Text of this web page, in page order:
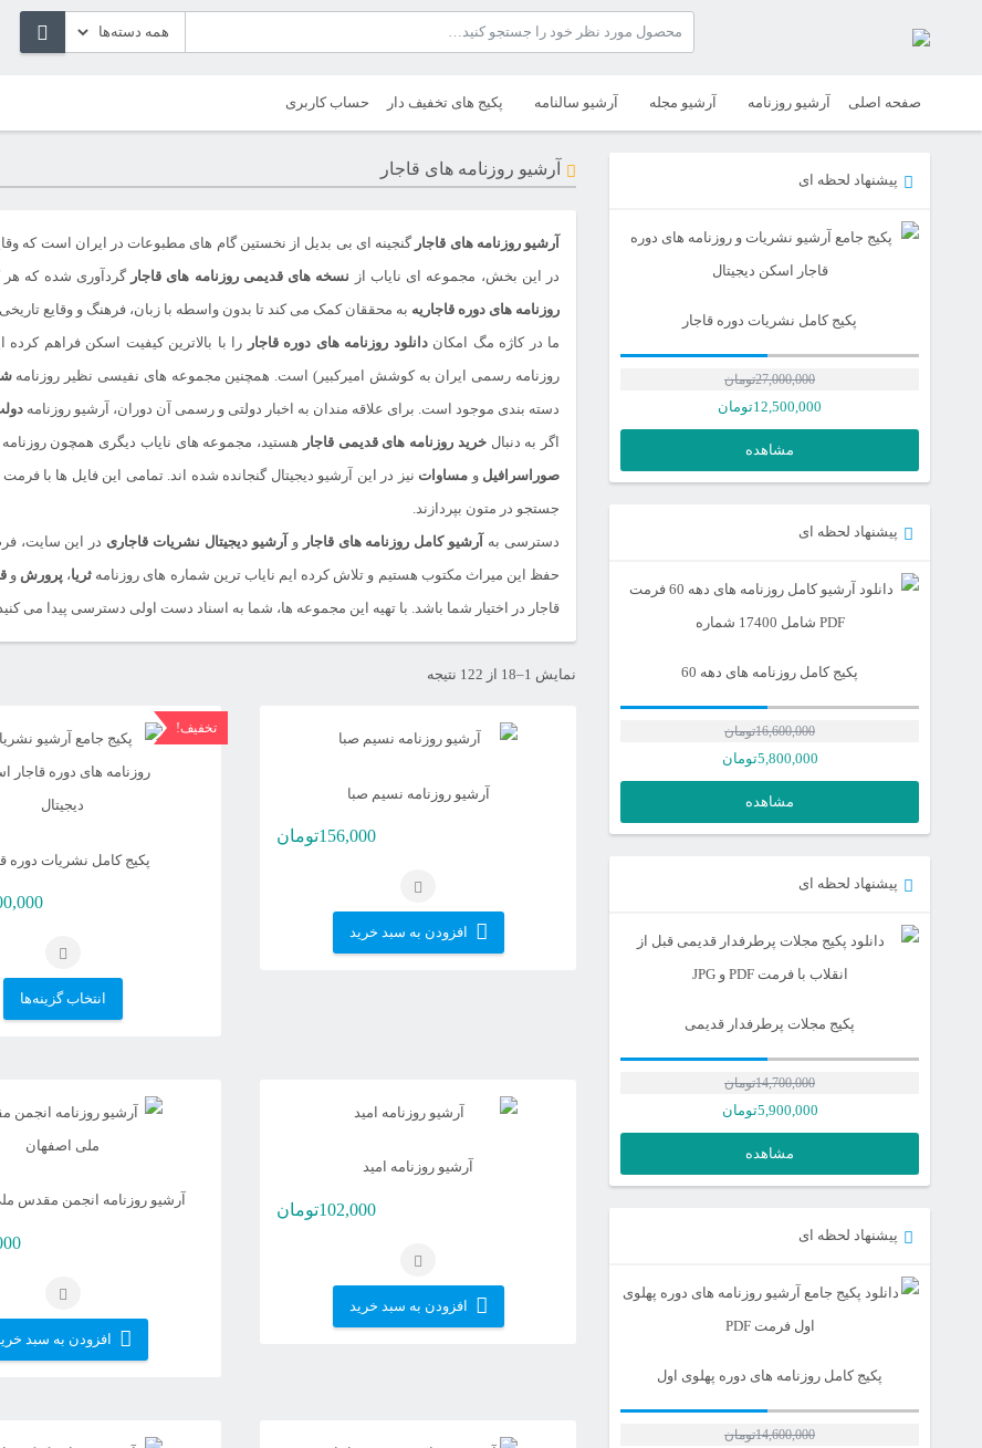
صفحه اصلی آرشیو روزنامه آرشیو مجله آرشیو سالنامه پکیج های تخفیف دار حساب کاربری
آرشیو روزنامه های قاجار
آرشیو روزنامه های قاجار گنجینه ای بی بدیل از نخستین گام های مطبوعات در ایران است که
در این بخش، مجموعه ای نایاب از نسخه های قدیمی روزنامه های قاجار گردآوری شده که هر
روزنامه های دوره قاجاریه به محققان کمک می کند تا بدون واسطه با زبان، فرهنگ و وقایع
ما در کاژه مگ امکاندانلود روزنامه های دوره قاجار را با بالاترین کیفیت اسکن فراهم
روزنامه رسمی ایران به کوشش امیرکبیر) است. همچنین مجموعه های نفیسی نظیر روزنامه
دسته بندی موجود است. برای علاقه مندان به اخبار دولتی و رسمی آن دوران، آرشیو روزنامه
اگر به دنبالخرید روزنامه های قدیمی قاجار هستید، مجموعه های نایاب دیگری همچون
صوراسرافیل و مساوات نیز در این آرشیو دیجیتال گنجانده شده اند. تمامی این فایل ها با
جستجو در متون بپردازند.
دسترسی به آرشیو کامل روزنامه های قاجار و آرشیو دیجیتال نشریات قاجاری در این سایت،
حفظ این میراث مکتوب هستیم و تلاش کرده ایم نایاب ترین شماره های روزنامه ثریا، پرورش و
قاجار در اختیار شما باشد. با تهیه این مجموعه ها، شما به اسناد دست اولی دسترسی پیدا می
نمایش 1–18 از 122 نتیجه
اساس
آرشیو روزنامه نسیم صبا
156,000تومان
افزودن به سبد خرید
تخفیف!
پکیج کامل نشریات دوره
انتخاب گزینه‌ها
آرشیو روزنامه امید
102,000تومان
افزودن به سبد خرید
آرشیو روزنامه انجمن مقدس
افزودن به سبد
پیشنهاد لحظه ای
پکیج کامل نشریات دوره قاجار
27,000,000تومان
12,500,000تومان
مشاهده
پیشنهاد لحظه ای
پکیج کامل روزنامه های دهه 60
16,600,000تومان
5,800,000تومان
مشاهده
پیشنهاد لحظه ای
پکیج مجلات پرطرفدار قدیمی
14,700,000تومان
5,900,000تومان
مشاهده
پیشنهاد لحظه ای
پکیج کامل روزنامه های دوره پهلوی اول
14,600,000تومان